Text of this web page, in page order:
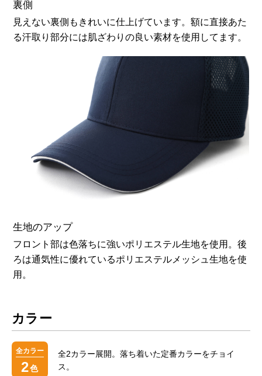
裏側
見えない裏側もきれいに仕上げています。額に直接あた
る汗取り部分には肌ざわりの良い素材を使用してます。
生地のアップ
フロント部は色落ちに強いポリエステル生地を使用。後
ろは通気性に優れているポリエステルメッシュ生地を使
用。
カラー
全カラー
2色
全2カラー展開。落ち着いた定番カラーをチョイ
ス。